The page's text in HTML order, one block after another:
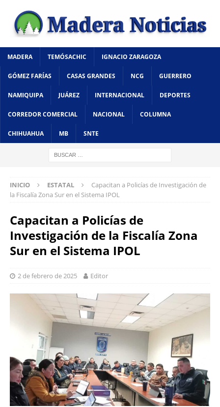
MADERA TEMÓSACHIC IGNACIO ZARAGOZA
GÓMEZ FARÍAS CASAS GRANDES NCG GUERRERO
NAMIQUIPA JUÁREZ INTERNACIONAL DEPORTES
CORREDOR COMERCIAL NACIONAL COLUMNA
CHIHUAHUA MB SNTE
INICIO ESTATAL
Capacitan a Policías de Investigación de
la Fiscalía Zona Sur en el Sistema IPOL
Capacitan a Policías de
Investigación de la Fiscalía Zona
Sur en el Sistema IPOL
2 de febrero de 2025 Editor